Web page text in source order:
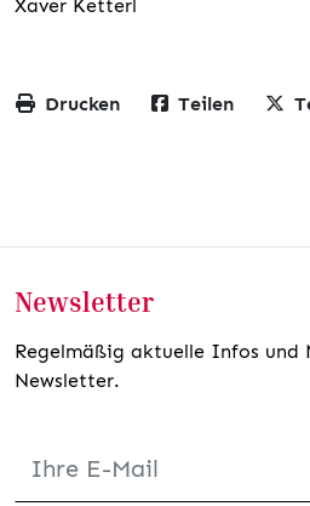
Xaver Ketterl
Drucken Teilen
Newsletter
Regelmäßig aktuelle Infos und
Newsletter.